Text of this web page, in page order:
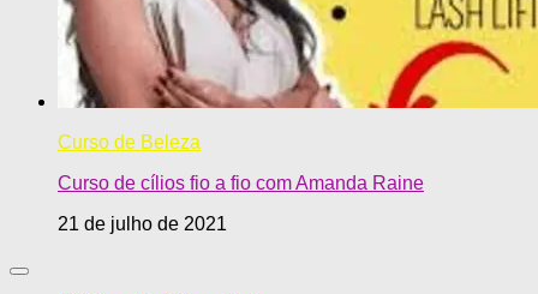
Curso de Beleza
Curso de cílios fio a fio com Amanda Raine
21 de julho de 2021